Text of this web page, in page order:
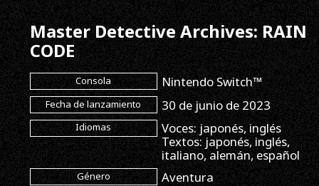
Master Detective Archives: RAIN
CODE
Consola Nintendo Switch™
Fecha de lanzamiento 30 de junio de 2023
Idiomas
Voces: japonés, inglés
Textos: japonés, inglés,
italiano, alemán, español
Género Aventura